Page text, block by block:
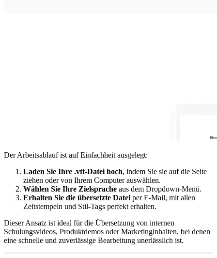
Der Arbeitsablauf ist auf Einfachheit ausgelegt:
Laden Sie Ihre .vtt-Datei hoch, indem Sie sie auf die Seite
ziehen oder von Ihrem Computer auswählen.
Wählen Sie Ihre Zielsprache aus dem Dropdown-Menü.
Erhalten Sie die übersetzte Datei per E-Mail, mit allen
Zeitstempeln und Stil-Tags perfekt erhalten.
Dieser Ansatz ist ideal für die Übersetzung von internen
Schulungsvideos, Produktdemos oder Marketinginhalten, bei denen
eine schnelle und zuverlässige Bearbeitung unerlässlich ist.